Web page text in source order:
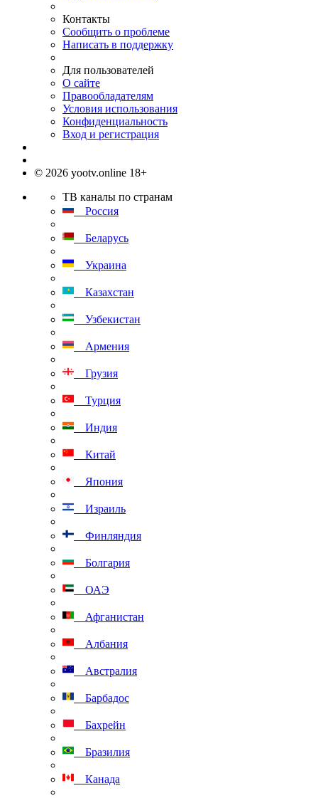
Контакты
Сообщить о проблеме
Написать в поддержку
Для пользователей
О сайте
Правообладателям
Условия использования
Конфиденциальность
Вход и регистрация
© 2026 yootv.online 18+
ТВ каналы по странам
Россия
Беларусь
Украина
Казахстан
Узбекистан
Армения
Грузия
Турция
Индия
Китай
Япония
Израиль
Финляндия
Болгария
ОАЭ
Афганистан
Албания
Австралия
Барбадос
Бахрейн
Бразилия
Канада